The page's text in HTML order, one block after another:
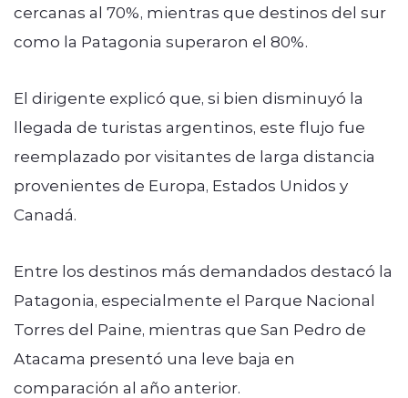
cercanas al 70%, mientras que destinos del sur
como la Patagonia superaron el 80%.
El dirigente explicó que, si bien disminuyó la
llegada de turistas argentinos, este flujo fue
reemplazado por visitantes de larga distancia
provenientes de Europa, Estados Unidos y
Canadá.
Entre los destinos más demandados destacó la
Patagonia, especialmente el Parque Nacional
Torres del Paine, mientras que San Pedro de
Atacama presentó una leve baja en
comparación al año anterior.